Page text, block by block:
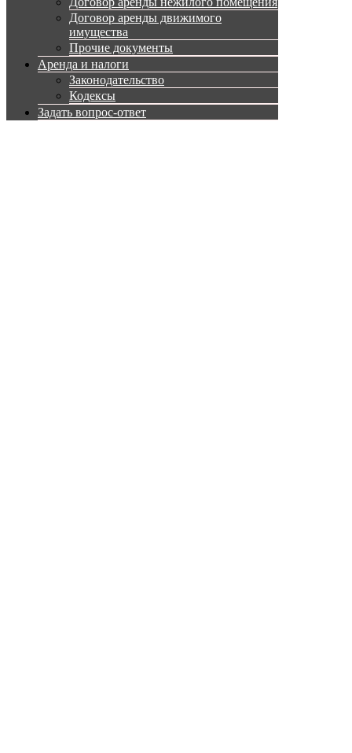
Договор аренды движимого
имущества
Прочие документы
Аренда и налоги
Законодательство
Кодексы
Задать вопрос-ответ